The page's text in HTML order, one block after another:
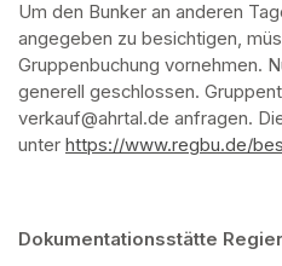
Um den Bunker an anderen
angegeben zu besichtigen,
Gruppenbuchung vornehmen.
generell geschlossen.
verkauf@ahrtal.de anfragen.
unter https://www.regbu.de/
Dokumentationsstätte